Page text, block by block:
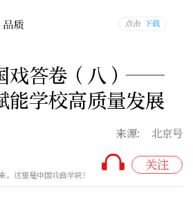
戏答卷（八）——
能学校高质量发展
来源: 北京号
。这里是中国戏曲学院！
关注